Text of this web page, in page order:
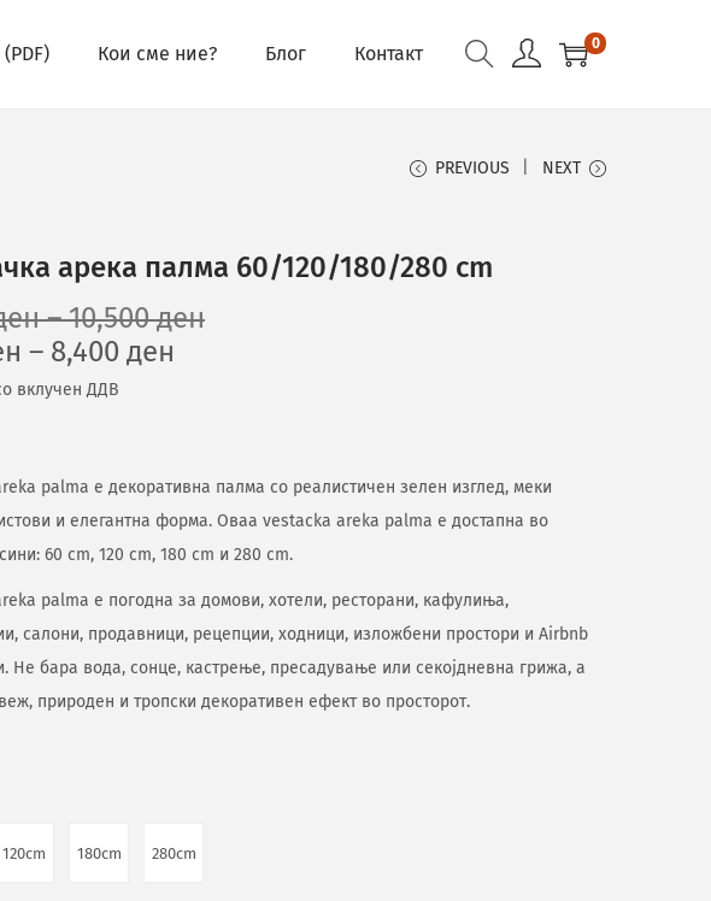
Кои сме ние? Блог Контакт 0
PREVIOUS NEXT
арека палма 60/120/180/280 cm
–10,500ден
– 8,400 ден
вклучен ДДВ
palma е декоративна палма со реалистичен зелен изглед, меки
и елегантна форма. Оваа vestacka areka palma е достапна во
60 cm, 120 cm, 180 cm и 280 cm.
palma е погодна за домови, хотели, ресторани, кафулиња,
салони, продавници, рецепции, ходници, изложбени простори и Airbnb
Не бара вода, сонце, кастрење, пресадување или секојдневна грижа, а
природен и тропски декоративен ефект во просторот.
120cm 180cm 280cm